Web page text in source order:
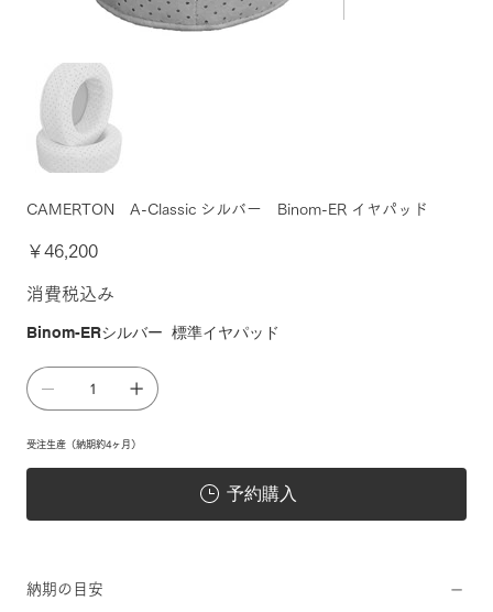
CAMERTON A-Classic シルバー Binom-ER イヤパッド
格
￥46,200
消費税込み
Binom-ERシルバー 標準イヤパッド
受注生産（納期約4ヶ月）
予約購入
納期の目安